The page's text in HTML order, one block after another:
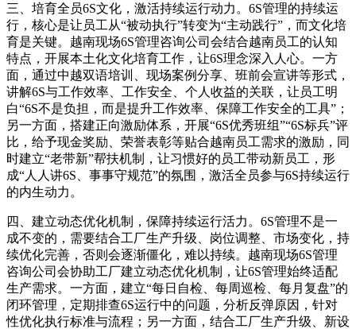
三、培育全员6S文化，激活持续运行动力。6S管理的持续运
行，核心是让员工从“被动执行”转变为“主动践行”，而文化培
育是关键。越南现场6S管理咨询公司会结合越南员工的认知
特点，开展本土化文化培育工作，让6S理念深入人心。一方
面，通过中越双语培训、现场案例分享、班前会宣讲等形式，
讲解6S与工作效率、工作安全、个人收益的关联，让员工明
白“6S不是负担，而是提升工作效率、保障工作安全的工具”；
另一方面，搭建正向激励体系，开展“6S优秀班组”“6S标兵”评
比，给予现金奖励、荣誉表彰等贴合越南员工需求的激励，同
时建立“老带新”帮扶机制，让习惯好的员工带动新员工，形
成“人人讲6S、事事守规范”的氛围，激活全员参与6S持续运行
的内生动力。
四、建立动态优化机制，保障持续运行活力。6S管理不是一
成不变的，需要结合工厂生产升级、岗位调整、市场变化，持
续优化完善，否则会逐渐僵化，难以持续。越南现场6S管理
咨询公司会协助工厂建立动态优化机制，让6S管理始终适配
生产需求。一方面，建立“每日自检、每周巡检、每月复盘”的
闭环管理，定期排查6S运行中的问题，分析反弹原因，针对
性优化执行标准与流程；另一方面，结合工厂生产升级、新设